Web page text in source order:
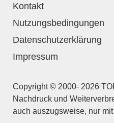
Kontakt
Nutzungsbedingungen
Datenschutzerklärung
Impressum
Copyright © 2000- 2026
Nachdruck und
auch auszugsweise, nur